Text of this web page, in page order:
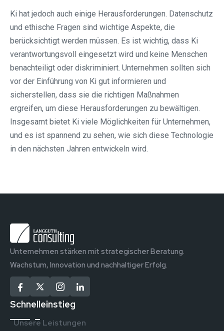
Ki hat jedoch auch einige Herausforderungen. Datenschutz
und ethische Fragen sind wichtige Aspekte, die
berücksichtigt werden müssen. Es ist wichtig, dass Ki
verantwortungsvoll eingesetzt wird und keine Menschen
benachteiligt oder diskriminiert. Unternehmen sollten sich
vor der Einführung von Ki gut informieren und
sicherstellen, dass sie die richtigen Maßnahmen
ergreifen, um diese Herausforderungen zu bewältigen.
Insgesamt bietet Ki viele Möglichkeiten für Unternehmen,
und es ist spannend zu sehen, wie sich diese Technologie
in den nächsten Jahren entwickeln wird.
Unternehmen stärken mit strategischer Beratung.
Wachstum, Innovation und nachhaltiger Erfolg.
Schnelleinstieg
Unsere Leistungen